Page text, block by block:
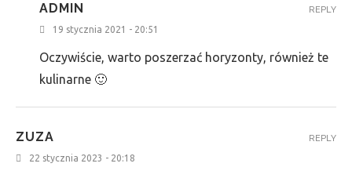
ADMIN
19 stycznia 2021 - 20:51
Oczywiście, warto poszerzać horyzonty, również te
kulinarne 🙂
REPLY
ZUZA
22 stycznia 2023 - 20:18
REPLY